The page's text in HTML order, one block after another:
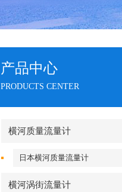
产品中心
PRODUCTS CENTER
横河质量流量计
日本横河质量流量计
横河涡街流量计